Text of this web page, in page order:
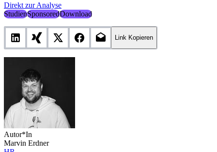
Direkt zur Analyse
StudienSponsoredDownload
Link Kopieren
Autor*In
Marvin Erdner